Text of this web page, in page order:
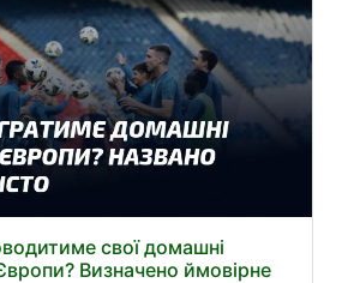
свої домашні
Визначено ймовірне